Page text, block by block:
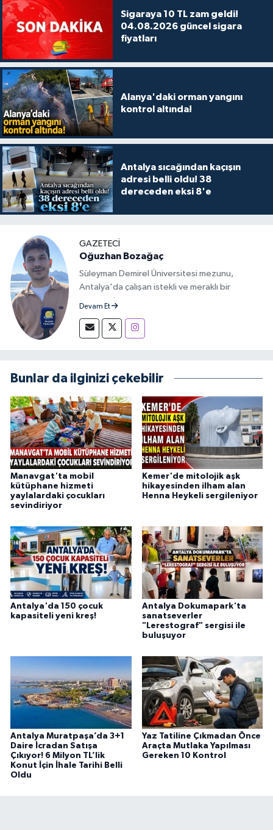
Sigaraya 10 TL zam geldi!
04.08.2026 güncel sigara
fiyatları
Alanya'daki orman yangını
kontrol altında!
Antalya sıcağından kaçışın
adresi belli oldu! 38
dereceden eksi 8'e
GAZETECİ
Oğuzhan Bozağaç
Süleyman Demirel Üniversitesi mezunu,
Antalya'da çalışan istekli ve meraklı bir
gazeteci.
Devam Et
Bunlar da ilginizi çekebilir
Manavgat'ta mobil
kütüphane hizmeti
yaylalardaki çocukları
sevindiriyor
Kemer'de mitolojik aşk
hikayesinden ilham alan
Henna Heykeli sergileniyor
Antalya'da 150 çocuk
kapasiteli yeni kreş!
Antalya Dokumapark'ta
sanatseverler
"Lerestograf" sergisi ile
buluşuyor
Antalya Muratpaşa’da 3+1
Daire İcradan Satışa
Çıkıyor! 6 Milyon TL’lik
Konut İçin İhale Tarihi Belli
Oldu
Yaz Tatiline Çıkmadan Önce
Araçta Mutlaka Yapılması
Gereken 10 Kontrol